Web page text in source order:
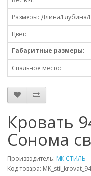
Размеры: Длина/Глубина/
Цвет:
Габаритные размеры:
Спальное место:
Кровать
Сонома
Производитель: МК СТИЛЬ
Код товара: